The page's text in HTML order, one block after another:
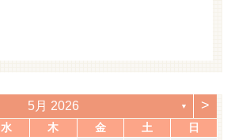
5月 2026 ▼ >
水 木 金 土 日